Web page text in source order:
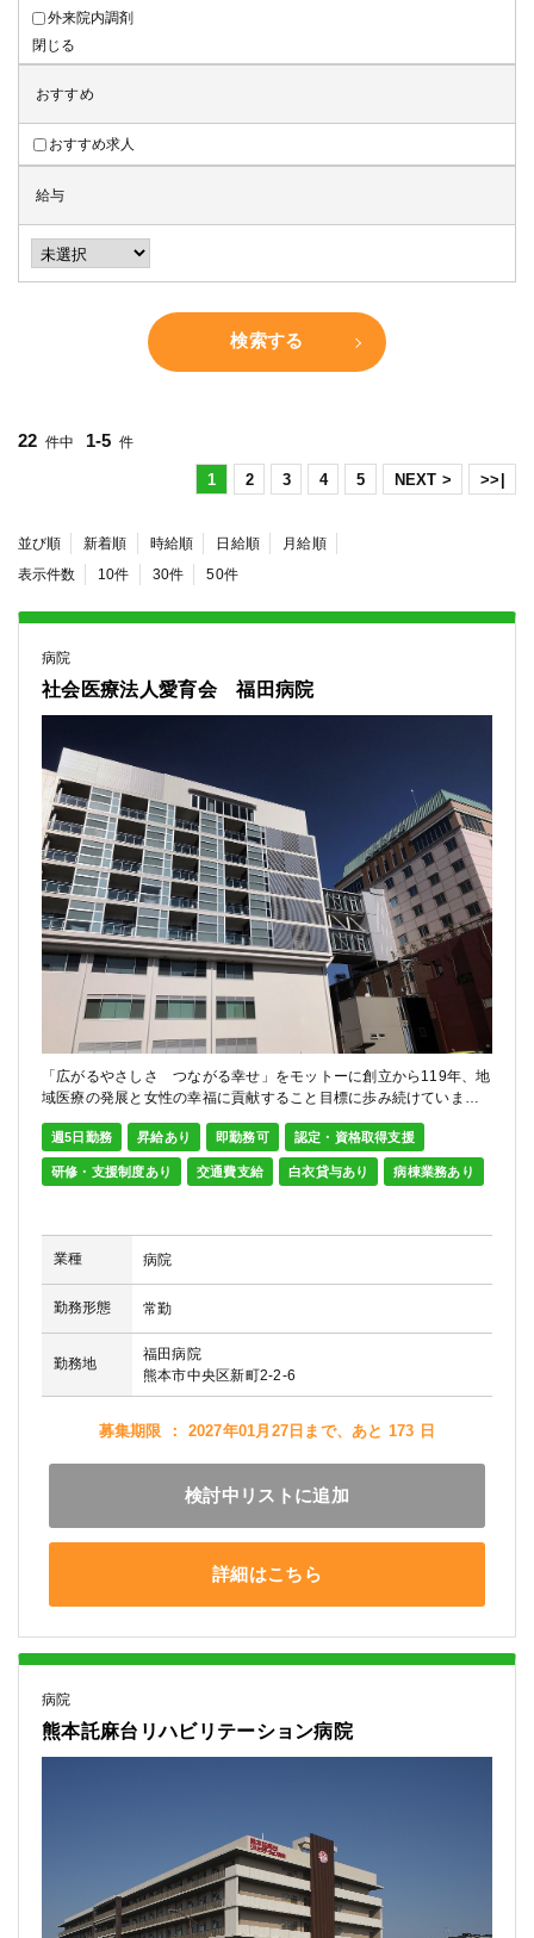
外来院内調剤
閉じる
おすすめ
おすすめ求人
給与
検索する
22 件中 1-5 件
1 2 3 4 5 NEXT > >>|
並び順 新着順 時給順 日給順
月給順
表示件数
10件 30件 50件
病院
社会医療法人愛育会 福田病院
「広がるやさしさ つながる幸せ」をモットーに創立から119年、地
域医療の発展と女性の幸福に貢献すること目標に歩み続けていま
す。特に周産期医療は、「地域周産期母子医療センター」の指定を
受け、県全域から母体や新生児の搬送があり、母子の安全を守るた
め高度先進医療にも取り組んでいます。ぜひあなたも我々と一緒...
続きを読む
週5日勤務 昇給あり 即勤務可 認定・資格取得支援
研修・支援制度あり 交通費支給 白衣貸与あり 病棟業務あり
業種 病院
勤務形態 常勤
勤務地
福田病院
熊本市中央区新町2-2-6
募集期限 ： 2027年01月27日まで、あと 173 日
検討中リストに追加
詳細はこちら
病院
熊本託麻台リハビリテーション病院